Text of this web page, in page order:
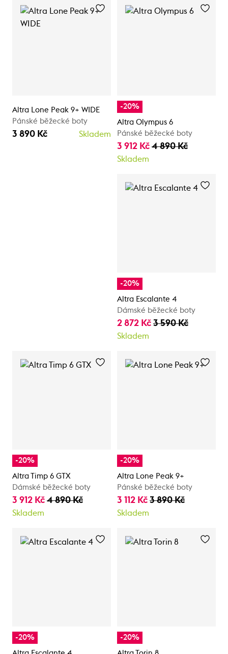
Altra Lone Peak 9+ WIDE
Pánské běžecké boty
3 890 Kč Skladem
-20%
Altra Olympus 6
Pánské běžecké boty
3 912 Kč 4 890 Kč
Skladem
-20%
Altra Escalante 4
Dámské běžecké boty
2 872 Kč 3 590 Kč
Skladem
-20%
Altra Timp 6 GTX
Dámské běžecké boty
3 912 Kč 4 890 Kč
Skladem
-20%
Altra Lone Peak 9+
Pánské běžecké boty
3 112 Kč 3 890 Kč
Skladem
-20% -20%